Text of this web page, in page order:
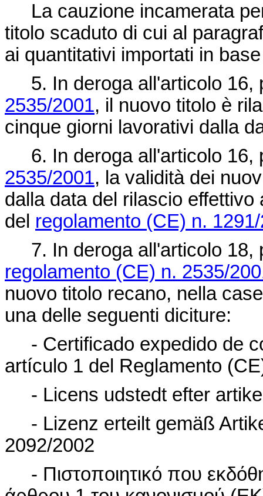
La cauzione incamerata
titolo scaduto di cui al
ai quantitativi importati in
5. In deroga all'articolo
2535/2001, il nuovo titolo è
cinque giorni lavorativi dalla
6. In deroga all'articolo
2535/2001, la validità dei
dalla data del rilascio
del regolamento (CE) n.
7. In deroga all'articolo
regolamento (CE) n. 2535/
nuovo titolo recano, nella
una delle seguenti diciture:
- Certificado expedido de
artículo 1 del Reglamento
- Licens udstedt efter
- Lizenz erteilt gemäß
2092/2002
- Πιστοποιητικό που